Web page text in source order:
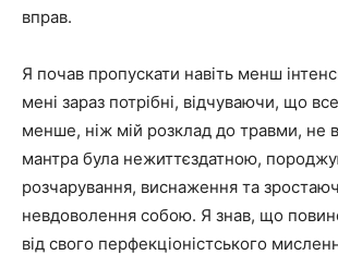
вправ.
Я почав пропускати навіть менш
мені зараз потрібні, відчуваючи, що
менше, ніж мій розклад до травми, не
мантра була нежиттєздатною,
розчарування, виснаження та
невдоволення собою. Я знав, що
від свого перфекціоністського